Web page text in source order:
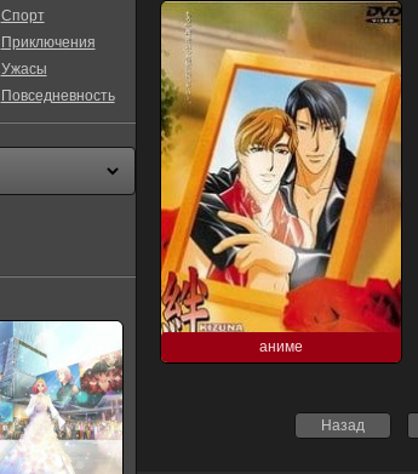
аниме
Назад
Спорт
Приключения
Ужасы
Повседневность